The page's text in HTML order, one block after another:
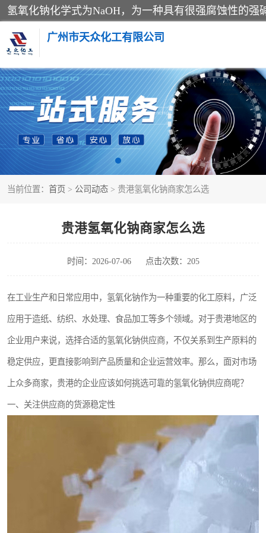
广州市天众化工有限公司
当前位置： 首页 > 公司动态 > 贵港氢氧化钠商家怎么选
贵港氢氧化钠商家怎么选
时间：2026-07-06 点击次数：205
在工业生产和日常应用中，氢氧化钠作为一种重要的化工原料，广泛
应用于造纸、纺织、水处理、食品加工等多个领域。对于贵港地区的
企业用户来说，选择合适的氢氧化钠供应商，不仅关系到生产原料的
稳定供应，更直接影响到产品质量和企业运营效率。那么，面对市场
上众多商家，贵港的企业应该如何挑选可靠的氢氧化钠供应商呢？
一、关注供应商的货源稳定性
亚硝酸钠
纯碱
草酸
聚合氯化铝
焦亚硫酸钠
氯酸钠
磷酸氢二钾